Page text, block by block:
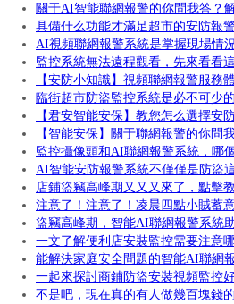
關于AI智能聯網報警的你問我答？
具備什么功能才滿足超市的安防報
AI視頻聯網報警系統是掌握現場情
監控系統無法遠程觀看，先來看看
【安防小知識】視頻聯網報警服務
臨街超市防盜監控系統是必不可少
【君安智能安保】教您怎么選擇安
【智能安保】關于聯網報警的你問
監控攝像頭和AI聯網報警系統，哪
AI智能安防報警系統不僅僅是防盜
店鋪盜竊高峰期又又又來了，點擊
注意了！注意了！凌晨四點小賊蓄
盜竊高峰期，智能AI聯網報警系統
一文了解便利店安裝監控需要注意
能解決家庭安全問題的智能AI聯網
一起來探討商鋪防盜安裝視頻監控
不是吧，現在真的有人做幾百塊錢